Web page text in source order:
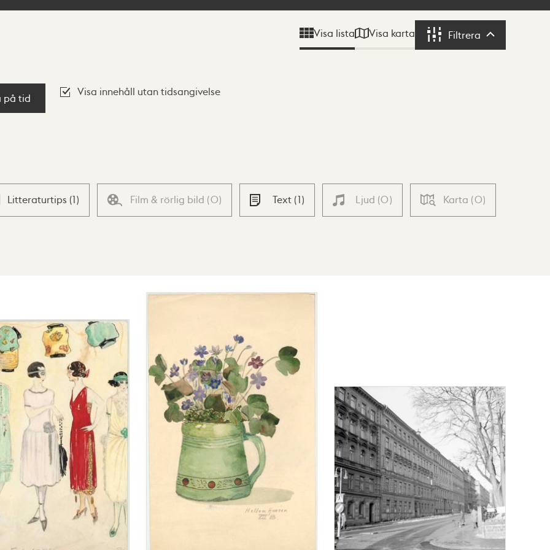
Visa lista Visa karta Filtrera Filtrera
på tid
Visa innehåll utan tidsangivelse
Litteraturtips (1) Film & rörlig bild (0) Text (1) Ljud (0) Karta (0)